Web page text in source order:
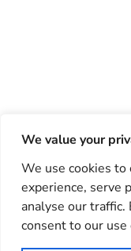
We value your
We use cookies to
experience, serve
analyse our
consent to our use